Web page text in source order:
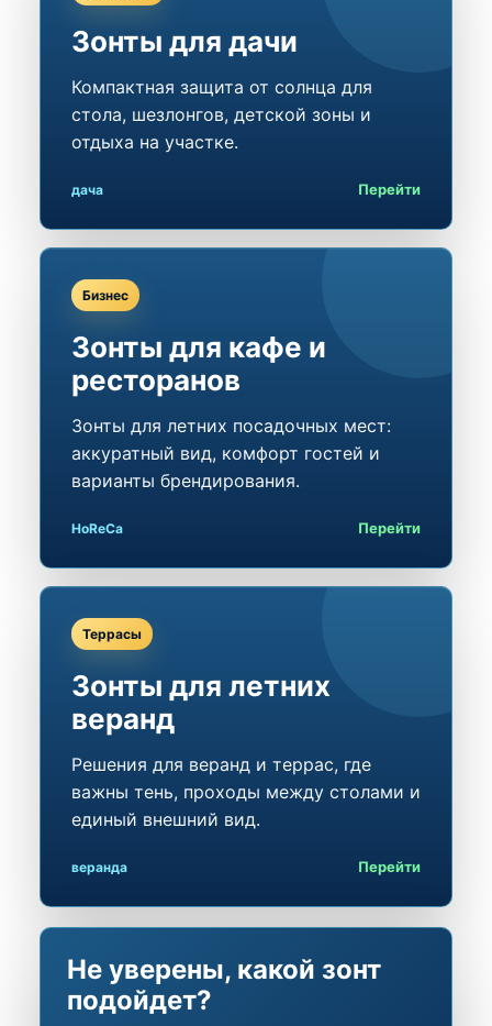
Зонты для дачи
Компактная защита от солнца для
стола, шезлонгов, детской зоны и
отдыха на участке.
дача Перейти
Бизнес
Зонты для кафе и
ресторанов
Зонты для летних посадочных мест:
аккуратный вид, комфорт гостей и
варианты брендирования.
HoReCa Перейти
Террасы
Зонты для летних
веранд
Решения для веранд и террас, где
важны тень, проходы между столами и
единый внешний вид.
веранда Перейти
Не уверены, какой зонт
подойдет?